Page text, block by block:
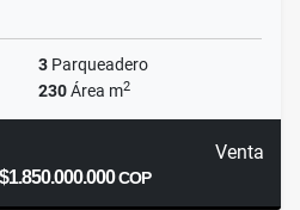
3 Parqueadero
230Área m2
Venta
$1.850.000.000COP